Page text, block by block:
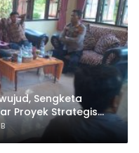
Sengketa
Proyek Strategis
Baru